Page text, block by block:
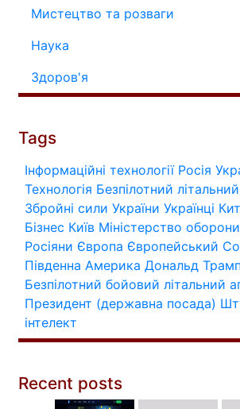
Мистецтво та розваги
Наука
Здоров'я
Tags
Інформаційні технології Росія
Технологія Безпілотний
Збройні сили України Українці
Бізнес Київ Міністерство
Росіяни Європа Європейський
Південна Америка Дональд Трамп
Безпілотний бойовий літальний
Президент (державна посада)
інтелект
Recent posts